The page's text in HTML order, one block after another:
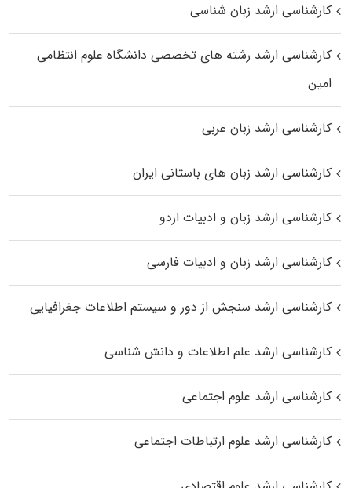
کارشناسی ارشد زبان شناسی
کارشناسی ارشد رﺷﺘﻪ ﻫﺎی تخصصی داﻧﺸﮕﺎه ﻋﻠﻮم انتظامی
اﻣﻴﻦ
کارشناسی ارشد زبان عربی
کارشناسی ارشد زبان‌ های باستانی ایران
کارشناسی ارشد زبان و ادبیات اردو
کارشناسی ارشد زبان و ادبیات فارسی
کارشناسی ارشد سنجش از دور و سیستم اطلاعات جغرافیایی
کارشناسی ارشد علم اطلاعات و دانش شناسی
کارشناسی ارشد علوم اجتماعی
کارشناسی ارشد علوم ارتباطات اجتماعی